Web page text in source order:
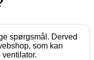
spørgsmål. Derved
som kan